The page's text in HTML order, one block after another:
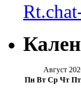
Август
Пн Вт Ср Чт Пт